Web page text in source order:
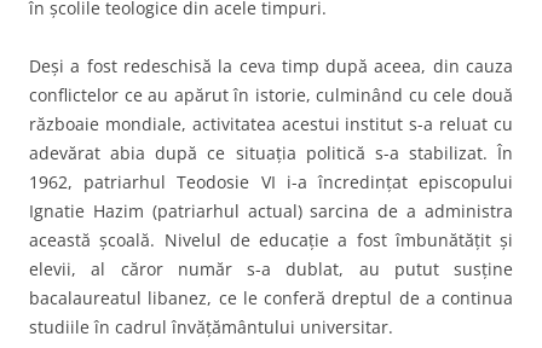
în şcolile teologice din acele timpuri.
Deşi a fost redeschisă la ceva timp după aceea, din cauza
conflictelor ce au apărut în istorie, culminând cu cele două
războaie mondiale, activitatea acestui institut s-a reluat cu
adevărat abia după ce situaţia politică s-a stabilizat. În
1962, patriarhul Teodosie VI i-a încredinţat episcopului
Ignatie Hazim (patriarhul actual) sarcina de a administra
această şcoală. Nivelul de educaţie a fost îmbunătăţit şi
elevii, al căror număr s-a dublat, au putut susţine
bacalaureatul libanez, ce le conferă dreptul de a continua
studiile în cadrul învăţământului universitar.